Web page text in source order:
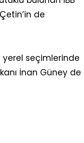
de
yerel seçimlerinde
İnan Güney de